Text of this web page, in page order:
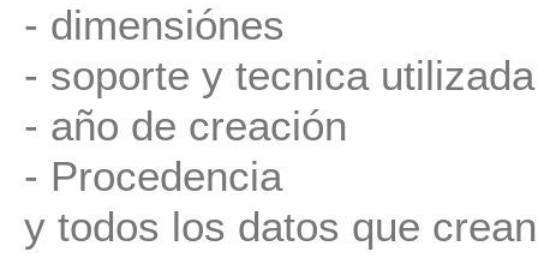
- dimensiónes
- soporte y tecnica
- año de creación
- Procedencia
y todos los datos que